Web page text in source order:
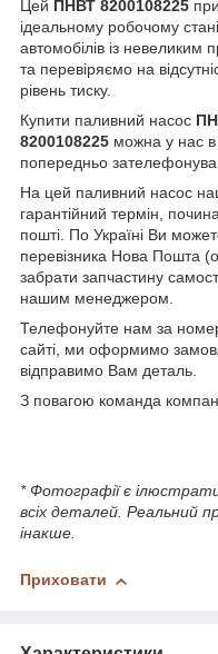
Цей ПНВТ 8200108225
ідеальному робочому
автомобілів із невеликим
та перевіряємо на
рівень тиску.
Купити паливний насос
8200108225 можна у нас
попередньо
На цей паливний насос
гарантійний термін,
пошті. По Україні Ви
перевізника Нова Пошта
забрати запчастину
нашим менеджером.
Телефонуйте нам за
сайті, ми оформимо
відправимо Вам деталь.
З повагою команда
* Фотографії є
всіх деталей. Реальний
інакше.
Приховати